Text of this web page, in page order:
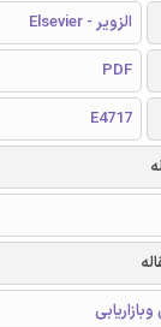
الزویر - Elsevier
PDF
E4717